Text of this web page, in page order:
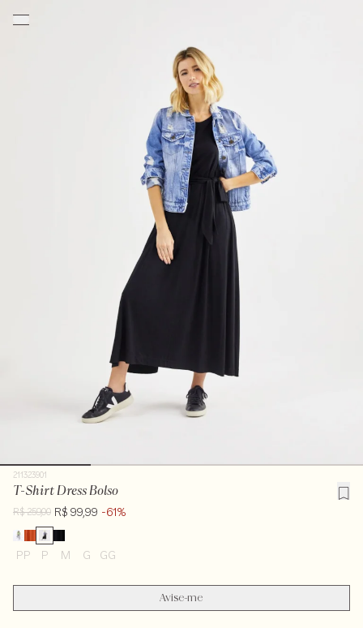
211323901
T-Shirt Dress Bolso
R$ 259,00 R$ 99,99 -61%
PP P M G GG
Avise-me